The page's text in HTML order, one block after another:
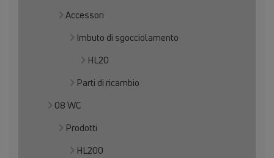
Accessori
Imbuto di sgocciolamento
HL20
Parti di ricambio
08 WC
Prodotti
HL200